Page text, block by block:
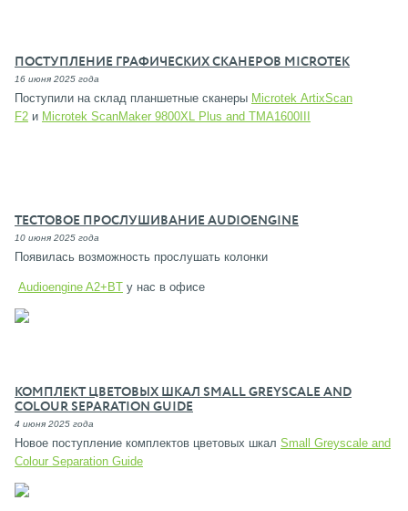
ПОСТУПЛЕНИЕ ГРАФИЧЕСКИХ СКАНЕРОВ MICROTEK
16 июня 2025 года
Поступили на склад планшетные сканеры Microtek ArtixScan
F2 и Microtek ScanMaker 9800XL Plus and TMA1600III
ТЕСТОВОЕ ПРОСЛУШИВАНИЕ AUDIOENGINE
10 июня 2025 года
Появилась возможность прослушать колонки
Audioengine A2+BT у нас в офисе
КОМПЛЕКТ ЦВЕТОВЫХ ШКАЛ SMALL GREYSCALE AND
COLOUR SEPARATION GUIDE
4 июня 2025 года
Новое поступление комплектов цветовых шкал Small Greyscale and
Colour Separation Guide